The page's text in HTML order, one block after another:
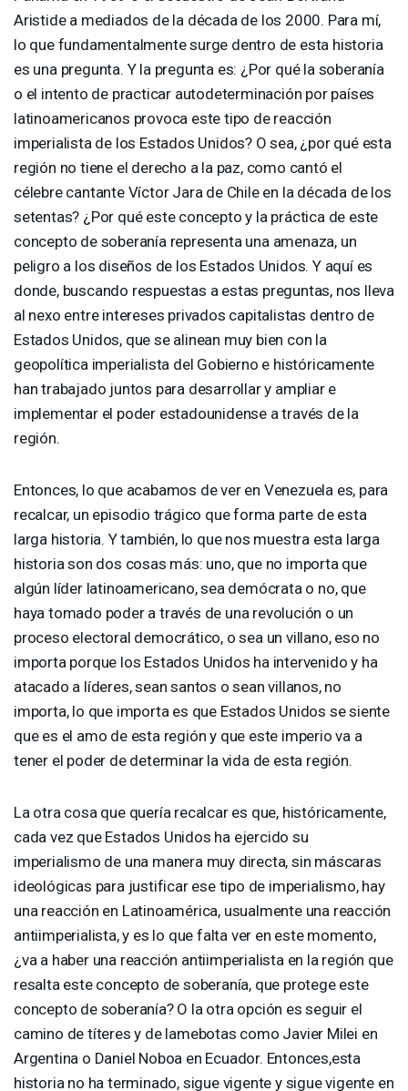
Aristide a mediados de la década de los 2000. Para mí,
lo que fundamentalmente surge dentro de esta historia
es una pregunta. Y la pregunta es: ¿Por qué la soberanía
o el intento de practicar autodeterminación por países
latinoamericanos provoca este tipo de reacción
imperialista de los Estados Unidos? O sea, ¿por qué esta
región no tiene el derecho a la paz, como cantó el
célebre cantante Víctor Jara de Chile en la década de los
setentas? ¿Por qué este concepto y la práctica de este
concepto de soberanía representa una amenaza, un
peligro a los diseños de los Estados Unidos. Y aquí es
donde, buscando respuestas a estas preguntas, nos lleva
al nexo entre intereses privados capitalistas dentro de
Estados Unidos, que se alinean muy bien con la
geopolítica imperialista del Gobierno e históricamente
han trabajado juntos para desarrollar y ampliar e
implementar el poder estadounidense a través de la
región.
Entonces, lo que acabamos de ver en Venezuela es, para
recalcar, un episodio trágico que forma parte de esta
larga historia. Y también, lo que nos muestra esta larga
historia son dos cosas más: uno, que no importa que
algún líder latinoamericano, sea demócrata o no, que
haya tomado poder a través de una revolución o un
proceso electoral democrático, o sea un villano, eso no
importa porque los Estados Unidos ha intervenido y ha
atacado a líderes, sean santos o sean villanos, no
importa, lo que importa es que Estados Unidos se siente
que es el amo de esta región y que este imperio va a
tener el poder de determinar la vida de esta región.
La otra cosa que quería recalcar es que, históricamente,
cada vez que Estados Unidos ha ejercido su
imperialismo de una manera muy directa, sin máscaras
ideológicas para justificar ese tipo de imperialismo, hay
una reacción en Latinoamérica, usualmente una reacción
antiimperialista, y es lo que falta ver en este momento,
¿va a haber una reacción antiimperialista en la región que
resalta este concepto de soberanía, que protege este
concepto de soberanía? O la otra opción es seguir el
camino de títeres y de lamebotas como Javier Milei en
Argentina o Daniel Noboa en Ecuador. Entonces,esta
historia no ha terminado, sigue vigente y sigue vigente en